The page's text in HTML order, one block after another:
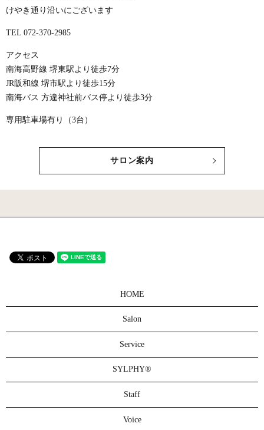
けやき通り沿いにございます
TEL 072-370-2985
アクセス
南海高野線 堺東駅より徒歩7分
JR阪和線 堺市駅より徒歩15分
南海バス 方違神社前バス停より徒歩3分
専用駐車場有り（3台）
サロン案内
HOME
Salon
Service
SYLPHY®
Staff
Voice